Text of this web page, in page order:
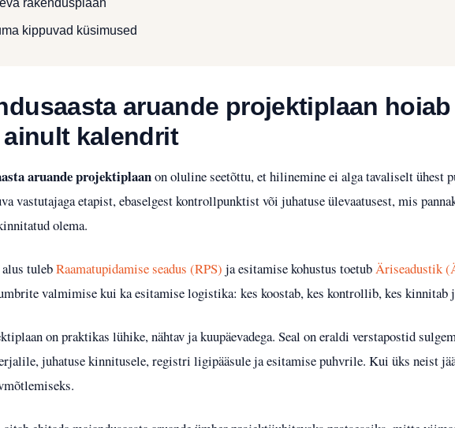
rakendusplaan
kippuvad küsimused
aruande projektiplaan
kalendrit
aruande projektiplaanon oluline seetõttu, et hilinemine ei alga tavaliselt ühest
vastutajaga etapist, ebaselgest kontrollpunktist või juhatuse ülevaatusest, mis
olema.
tulebRaamatupidamise seadus (RPS) ja esitamise kohustus toetubÄriseadustik
valmimise kui ka esitamise logistika: kes koostab, kes kontrollib, kes
on praktikas lühike, nähtav ja kuupäevadega. Seal on eraldi verstapostid
juhatuse kinnitusele, registri ligipääsule ja esitamise puhvrile. Kui üks neist